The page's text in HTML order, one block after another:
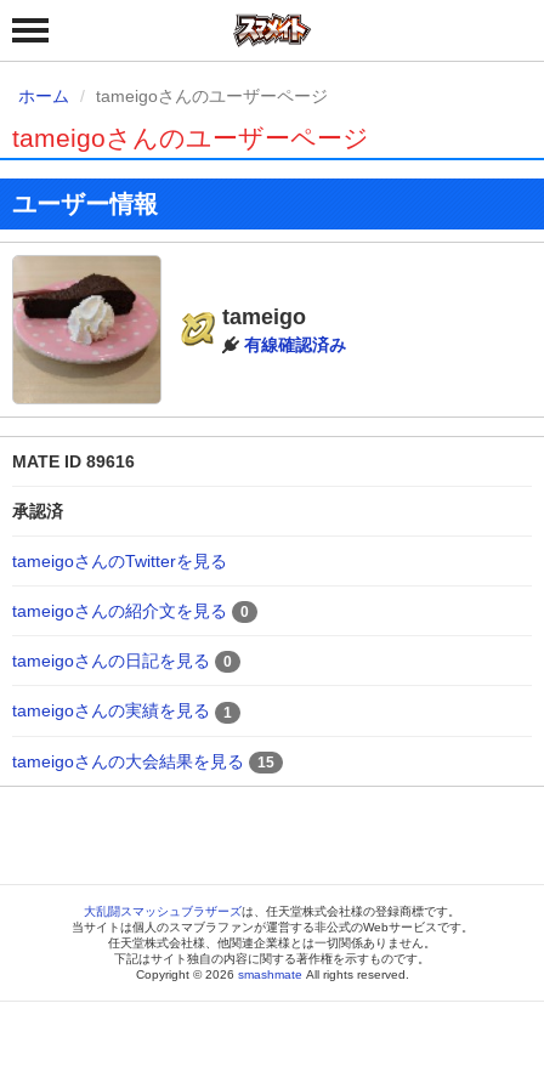
ホーム tameigoさんのユーザーページ
tameigoさんのユーザーページ
ユーザー情報
tameigo
有線確認済み
MATE ID 89616
承認済
tameigoさんのTwitterを見る
tameigoさんの紹介文を見る 0
tameigoさんの日記を見る 0
tameigoさんの実績を見る 1
tameigoさんの大会結果を見る 15
大乱闘スマッシュブラザーズは、任天堂株式会社様の登録商標です。
当サイトは個人のスマブラファンが運営する非公式のWebサービスです。
任天堂株式会社様、他関連企業様とは一切関係ありません。
下記はサイト独自の内容に関する著作権を示すものです。
Copyright © 2026 smashmate All rights reserved.